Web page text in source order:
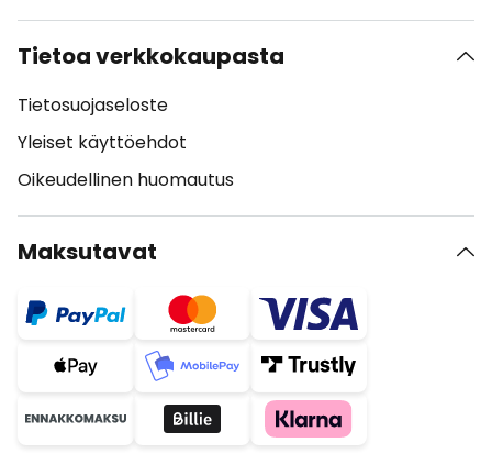
Tietoa verkkokaupasta
Tietosuojaseloste
Yleiset käyttöehdot
Oikeudellinen huomautus
Maksutavat